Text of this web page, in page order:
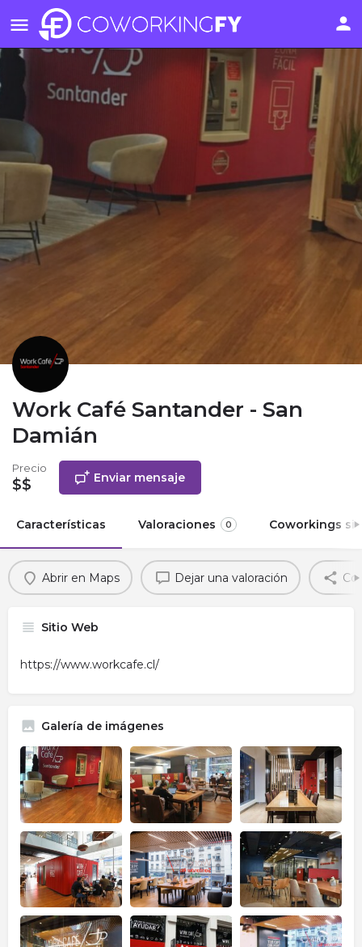
Work Café Santander - San
Damián
Precio
$$ Enviar mensaje
Características Valoraciones 0 Coworkings
Abrir en Maps Dejar una valoración
Sitio Web
https://www.workcafe.cl/
Galería de imágenes